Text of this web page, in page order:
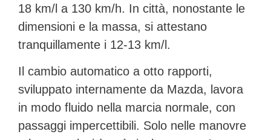
18 km/l a 130 km/h. In città, nonostante le
dimensioni e la massa, si attestano
tranquillamente i 12-13 km/l .
Il cambio automatico a otto rapporti,
sviluppato internamente da Mazda, lavora
in modo fluido nella marcia normale, con
passaggi impercettibili. Solo nelle manovre